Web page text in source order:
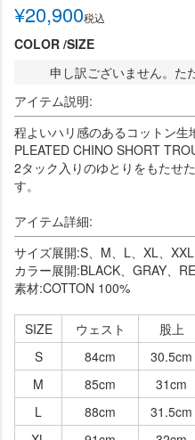
¥20,900税込
COLOR SIZE
申し訳ございません。た
アイテム説明:
程よいハリ感のあるコットン
PLEATED CHINO SHORT
2タック入りのゆとりをもたせ
す。
アイテム詳細:
サイズ展開:S、M、L、XL、XXL
カラー展開:BLACK、GRAY、
素材:COTTON 100%
SIZE ウェスト 股上
S
84cm 30.5cm
M
85cm 31cm
L
88cm 31.5cm